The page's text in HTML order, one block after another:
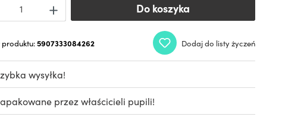
Do koszyka
Do koszyka
produktu:5907333084262 Dodaj do listy życzeń
wysyłka!
przez właścicieli pupili!